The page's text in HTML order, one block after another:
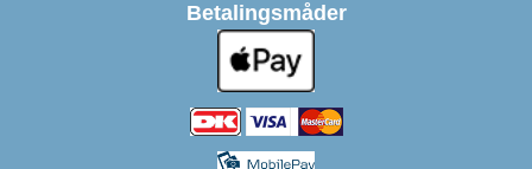
Betalingsmåder